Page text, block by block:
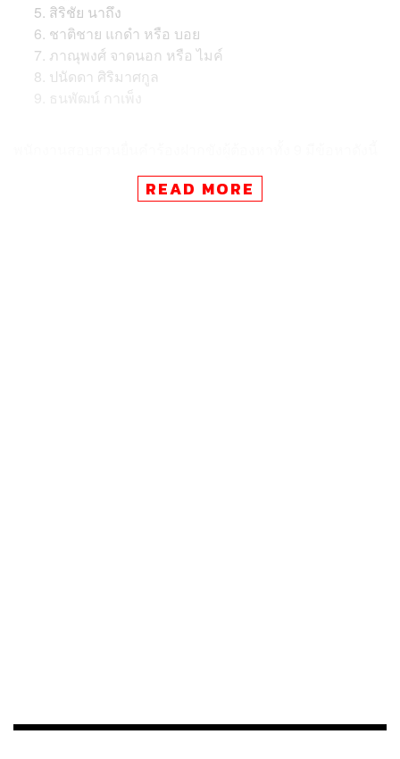
สิริชัย นาถึง
ชาติชาย แกดำ หรือ บอย
ภาณุพงศ์ จาดนอก หรือ ไมค์
ปนัดดา ศิริมาศกูล
ธนพัฒน์ กาเพ็ง
ข้อหาที่ 1 มั่วสุมกันตั้งแต่ 10 คนขึ้นไป ใช้กำลังประทุษร้าย
โคโรนา 2019 (โควิด-19) ลงวันที่ 18 กรกฎาคม 2564 ข้อ 8
READ MORE